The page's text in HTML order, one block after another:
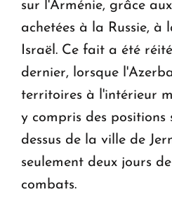
sur l'Arménie, grâce
achetées à la Russie, à
Israël. Ce fait a été
dernier, lorsque
territoires à l'intérieur
y compris des positions
dessus de la ville de
seulement deux jours
combats.